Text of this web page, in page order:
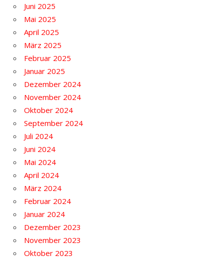
Juni 2025
Mai 2025
April 2025
März 2025
Februar 2025
Januar 2025
Dezember 2024
November 2024
Oktober 2024
September 2024
Juli 2024
Juni 2024
Mai 2024
April 2024
März 2024
Februar 2024
Januar 2024
Dezember 2023
November 2023
Oktober 2023